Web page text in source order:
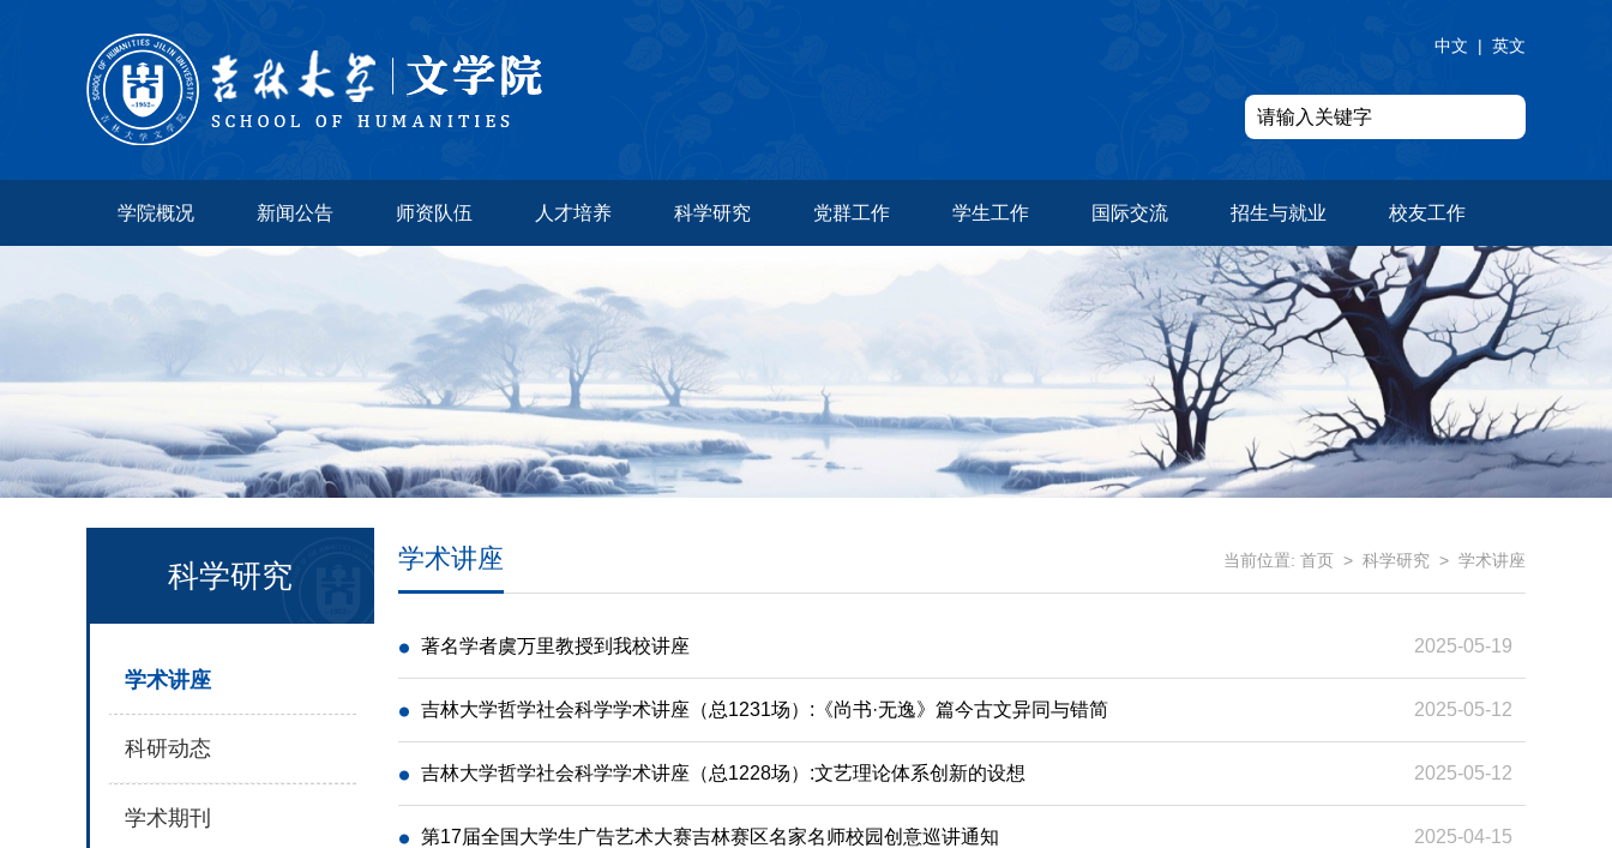
中文 | 英文
学院概况 新闻公告 师资队伍 人才培养 科学研究 党群工作 学生工作 国际交流 招生与就业 校友工作
科学研究
学术讲座
科研动态
学术期刊
当前位置: 首页 > 科学研究 > 学术讲座
学术讲座
著名学者虞万里教授到我校讲座 2025-05-19
吉林大学哲学社会科学学术讲座（总1231场）:《尚书·无逸》篇今古文异同与错简 2025-05-12
吉林大学哲学社会科学学术讲座（总1228场）:文艺理论体系创新的设想 2025-05-12
第17届全国大学生广告艺术大赛吉林赛区名家名师校园创意巡讲通知 2025-04-15